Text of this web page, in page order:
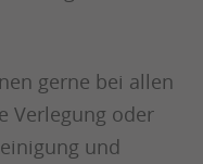
gerne bei allen
Verlegung oder
und